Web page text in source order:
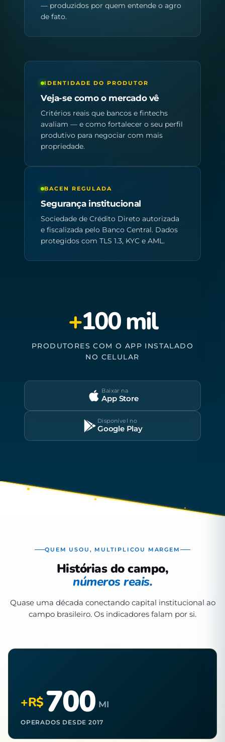
— produzidos por quem entende o agro
de fato.
IDENTIDADE DO PRODUTOR
Veja-se como o mercado vê
Critérios reais que bancos e fintechs
avaliam — e como fortalecer o seu perfil
produtivo para negociar com mais
propriedade.
BACEN REGULADA
Segurança institucional
Sociedade de Crédito Direto autorizada
e fiscalizada pelo Banco Central. Dados
protegidos com TLS 1.3, KYC e AML.
+100 mil
PRODUTORES COM O APP INSTALADO
NO CELULAR
Baixar na
App Store
Disponível no
Google Play
QUEM USOU, MULTIPLICOU MARGEM
Histórias do campo,
números reais.
Quase uma década conectando capital institucional ao
campo brasileiro. Os indicadores falam por si.
+R$700 MI
OPERADOS DESDE 2017